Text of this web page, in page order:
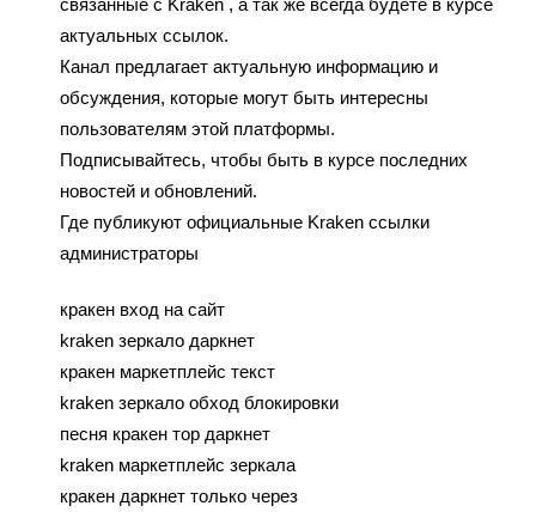
связанные с Kraken , а так же всегда будете в курсе
актуальных ссылок.
Канал предлагает актуальную информацию и
обсуждения, которые могут быть интересны
пользователям этой платформы.
Подписывайтесь, чтобы быть в курсе последних
новостей и обновлений.
Где публикуют официальные Kraken ссылки
администраторы
кракен вход на сайт
kraken зеркало даркнет
кракен маркетплейс текст
kraken зеркало обход блокировки
песня кракен тор даркнет
kraken маркетплейс зеркала
кракен даркнет только через